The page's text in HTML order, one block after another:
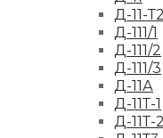
Д-11-
Д-111/1
Д-111/2
Д-111/3
Д-11А
Д-11Т-1
Д-11Т-2